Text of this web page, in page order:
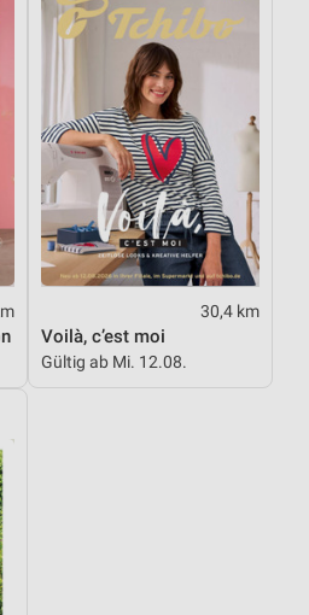
30,4 km
Voilà, c’est moi
Gültig ab Mi. 12.08.